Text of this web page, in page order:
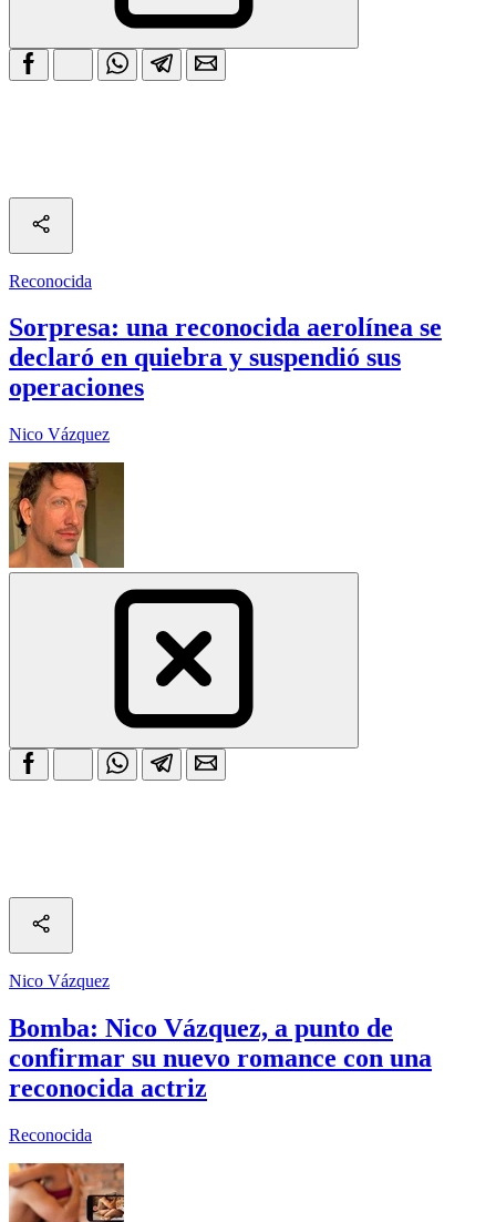
Reconocida
Sorpresa: una reconocida aerolínea se
declaró en quiebra y suspendió sus
operaciones
Nico Vázquez
Nico Vázquez
Bomba: Nico Vázquez, a punto de
confirmar su nuevo romance con una
reconocida actriz
Reconocida